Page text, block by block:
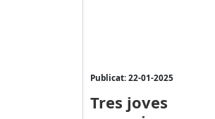
Publicat: 22-01-2025
Tres joves